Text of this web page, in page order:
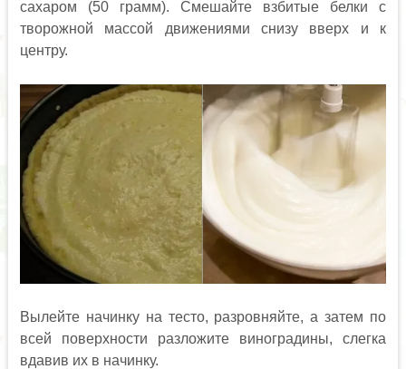
сахаром (50 грамм). Смешайте взбитые белки с
творожной массой движениями снизу вверх и к
центру.
Вылейте начинку на тесто, разровняйте, а затем по
всей поверхности разложите виноградины, слегка
вдавив их в начинку.